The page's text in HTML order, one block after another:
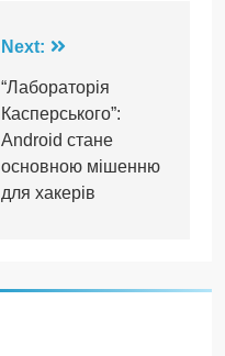
Next:
“Лабораторія
Касперського”​​:
Android стане
основною мішенню
для хакерів